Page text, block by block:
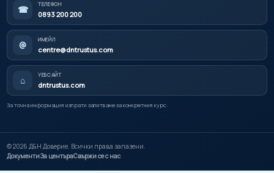
☎ ТЕЛЕФОН
0893 200 200
@ ИМЕЙЛ
centre@dntrustus.com
⌂ УЕБСАЙТ
dntrustus.com
За точна информация изпрати запитване за конкретния курс.
©2026 Д&Н Доверие. Всички права запазени.
ДокументиЗа центъраСвържи се с нас